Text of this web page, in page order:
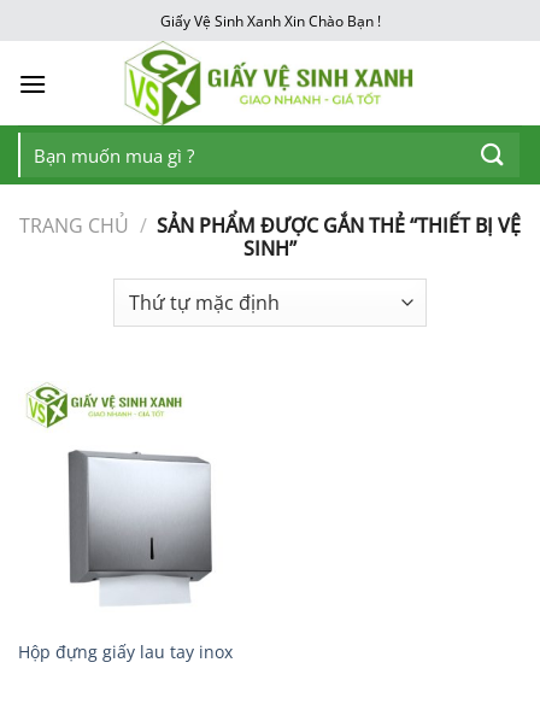
đến
nội
Giấy Vệ Sinh Xanh Xin Chào Bạn !
Tìm
kiếm:
TRANG CHỦ / SẢN PHẨM ĐƯỢC GẮN THẺ “THIẾT BỊ VỆ
SINH”
Hộp đựng giấy lau tay inox